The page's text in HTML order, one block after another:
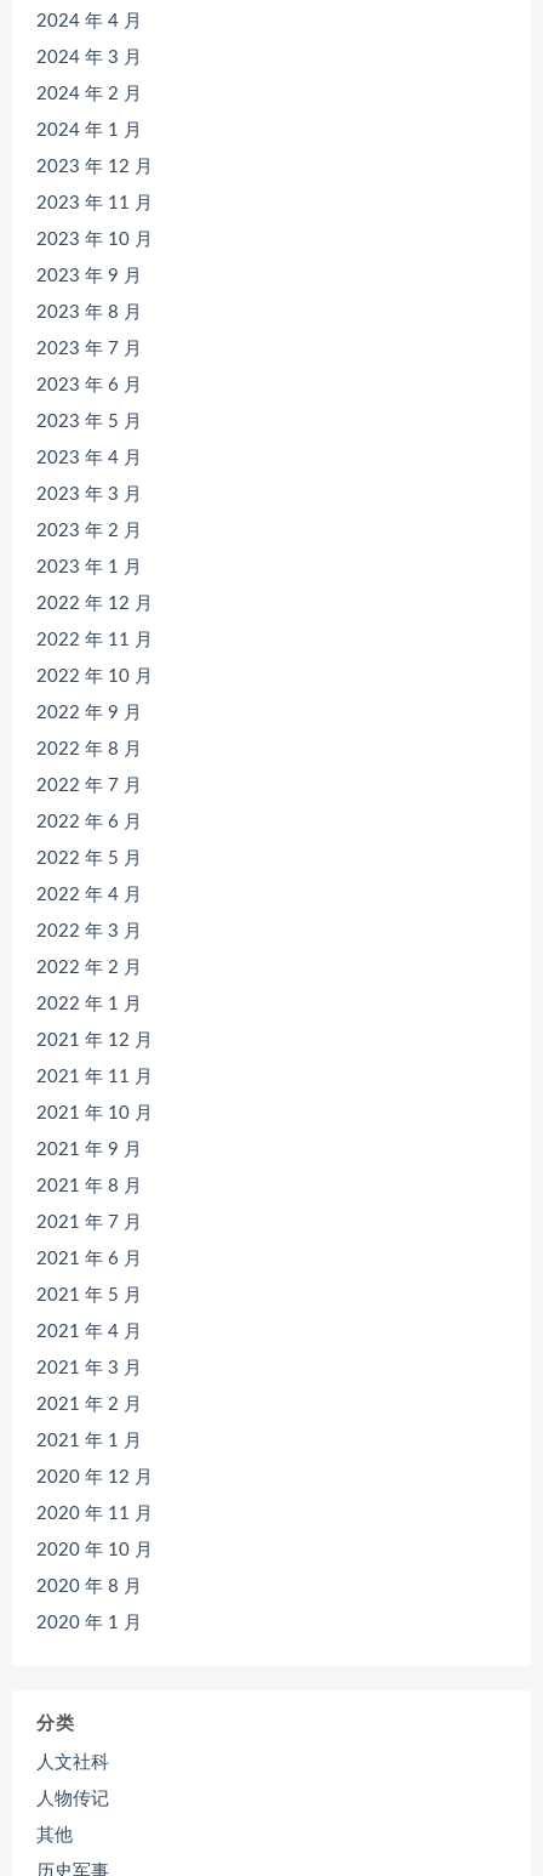
2024 年 4 月
2024 年 3 月
2024 年 2 月
2024 年 1 月
2023 年 12 月
2023 年 11 月
2023 年 10 月
2023 年 9 月
2023 年 8 月
2023 年 7 月
2023 年 6 月
2023 年 5 月
2023 年 4 月
2023 年 3 月
2023 年 2 月
2023 年 1 月
2022 年 12 月
2022 年 11 月
2022 年 10 月
2022 年 9 月
2022 年 8 月
2022 年 7 月
2022 年 6 月
2022 年 5 月
2022 年 4 月
2022 年 3 月
2022 年 2 月
2022 年 1 月
2021 年 12 月
2021 年 11 月
2021 年 10 月
2021 年 9 月
2021 年 8 月
2021 年 7 月
2021 年 6 月
2021 年 5 月
2021 年 4 月
2021 年 3 月
2021 年 2 月
2021 年 1 月
2020 年 12 月
2020 年 11 月
2020 年 10 月
2020 年 8 月
2020 年 1 月
分类
人文社科
人物传记
其他
历史军事